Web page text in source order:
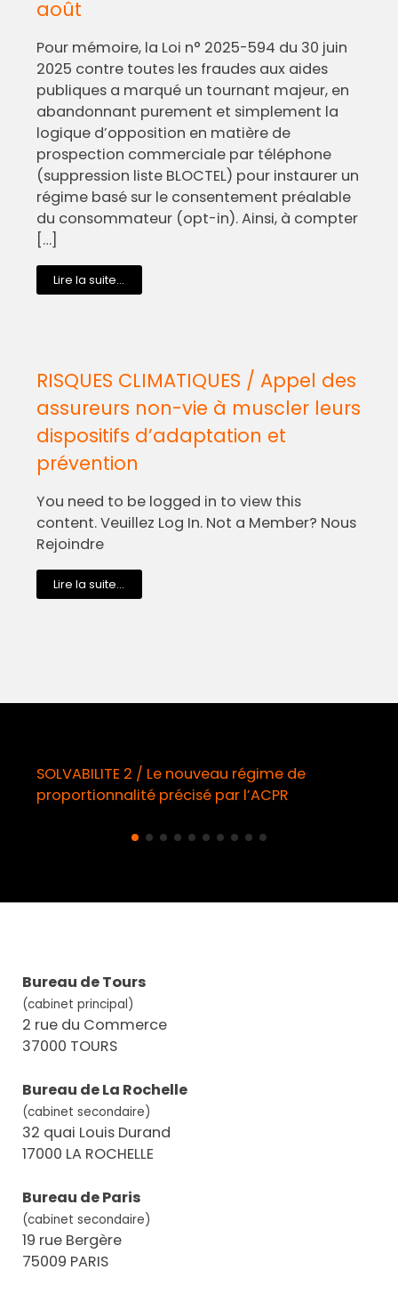
août
Pour mémoire, la Loi n° 2025-594 du 30 juin
2025 contre toutes les fraudes aux aides
publiques a marqué un tournant majeur, en
abandonnant purement et simplement la
logique d’opposition en matière de
prospection commerciale par téléphone
(suppression liste BLOCTEL) pour instaurer un
régime basé sur le consentement préalable
du consommateur (opt-in). Ainsi, à compter
[…]
Lire la suite...
RISQUES CLIMATIQUES / Appel des
assureurs non-vie à muscler leurs
dispositifs d’adaptation et
prévention
You need to be logged in to view this
content. Veuillez Log In. Not a Member? Nous
Rejoindre
Lire la suite...
SOLVABILITE 2 / Le nouveau régime de
proportionnalité précisé par l’ACPR
Bureau de Tours
(cabinet principal)
2 rue du Commerce
37000 TOURS
Bureau de La Rochelle
(cabinet secondaire)
32 quai Louis Durand
17000 LA ROCHELLE
Bureau de Paris
(cabinet secondaire)
19 rue Bergère
75009 PARIS